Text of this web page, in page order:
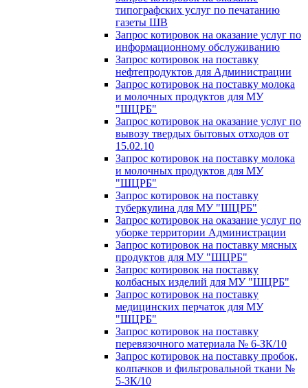
типографских услуг по печатанию
газеты ШВ
Запрос котировок на оказание услуг по
информационному обслуживанию
Запрос котировок на поставку
нефтепродуктов для Администрации
Запрос котировок на поставку молока
и молочных продуктов для МУ
"ШЦРБ"
Запрос котировок на оказание услуг по
вывозу твердых бытовых отходов от
15.02.10
Запрос котировок на поставку молока
и молочных продуктов для МУ
"ШЦРБ"
Запрос котировок на поставку
туберкулина для МУ "ШЦРБ"
Запрос котировок на оказание услуг по
уборке территории Администрации
Запрос котировок на поставку мясных
продуктов для МУ "ШЦРБ"
Запрос котировок на поставку
колбасных изделий для МУ "ШЦРБ"
Запрос котировок на поставку
медицинских перчаток для МУ
"ШЦРБ"
Запрос котировок на поставку
перевязочного материала № 6-ЗК/10
Запрос котировок на поставку пробок,
колпачков и фильтровальной ткани №
5-ЗК/10